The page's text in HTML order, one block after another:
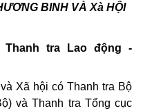
BINH VÀ Xà HỘI
tra Lao động -
Xã hội có Thanh tra Bộ
và Thanh tra Tổng cục